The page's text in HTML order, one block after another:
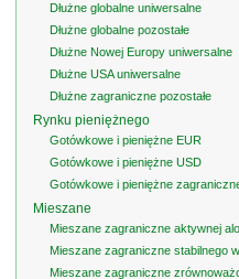
Dłużne globalne uniwersalne
Dłużne globalne pozostałe
Dłużne Nowej Europy uniwersalne
Dłużne USA uniwersalne
Dłużne zagraniczne pozostałe
Rynku pieniężnego
Gotówkowe i pieniężne EUR
Gotówkowe i pieniężne USD
Gotówkowe i pieniężne
Mieszane
Mieszane zagraniczne aktywnej
Mieszane zagraniczne stabilnego
Mieszane zagraniczne